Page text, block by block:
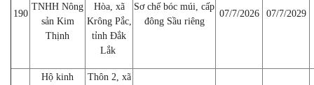
190
TNHH Nông
sản Kim
Thịnh
Hòa, xã
Krông Pắc,
tỉnh Đắk
Lắk
Sơ chế bóc múi, cấp
đông Sầu riêng
07/7/2026 07/7/2029
Hộ kinh
Thôn 2, xã